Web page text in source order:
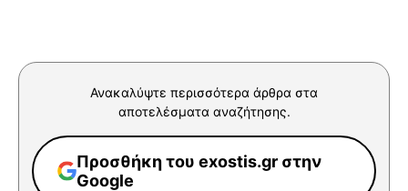
Ανακαλύψτε περισσότερα άρθρα στα
αποτελέσματα αναζήτησης.
Προσθήκη του exostis.gr στην
Google